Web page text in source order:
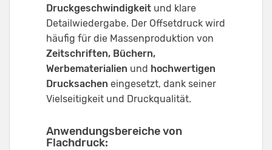
Druckgeschwindigkeit und klare
Detailwiedergabe. Der Offsetdruck wird
häufig für die Massenproduktion von
Zeitschriften, Büchern,
Werbematerialien und hochwertigen
Drucksachen eingesetzt, dank seiner
Vielseitigkeit und Druckqualität.
Anwendungsbereiche von
Flachdruck: